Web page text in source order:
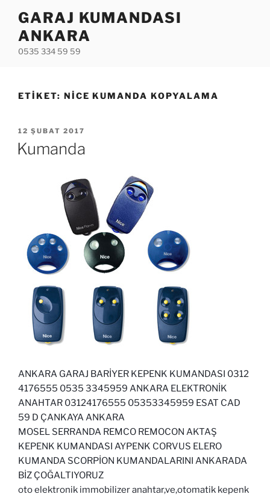
GARAJ KUMANDASI
ANKARA
0535 334 59 59
ETIKET: NICE KUMANDA KOPYALAMA
YAYIM
TARIHI
12 ŞUBAT 2017
Kumanda
ANKARA GARAJ BARİYER KEPENK KUMANDASI 0312
4176555 0535 3345959 ANKARA ELEKTRONİK
ANAHTAR 03124176555 05353345959 ESAT CAD
59 D ÇANKAYA ANKARA
MOSEL SERRANDA REMCO REMOCON AKTAŞ
KEPENK KUMANDASI AYPENK CORVUS ELERO
KUMANDA SCORPİON KUMANDALARINI ANKARADA
BİZ ÇOĞALTIYORUZ
oto elektronik immobilizer anahtar,ve,otomatik kepenk